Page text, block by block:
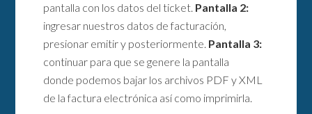
pantalla con los datos del ticket. Pantalla 2:
ingresar nuestros datos de facturación,
presionar emitir y posteriormente. Pantalla 3:
continuar para que se genere la pantalla
donde podemos bajar los archivos PDF y XML
de la factura electrónica así como imprimirla.